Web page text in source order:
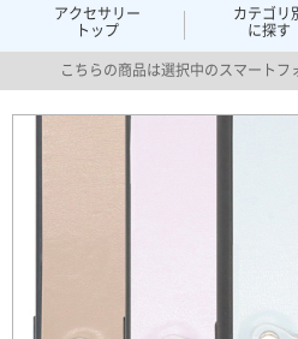
アクセサリー
トップ
カテゴリ
に探す
こちらの商品は選択中のスマートフ